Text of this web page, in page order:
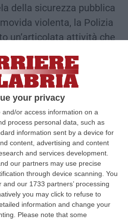
your privacy
and/or access information on a
process personal data, such as
information sent by a device for
content, advertising and content
and services development.
our partners may use precise
through device scanning. You
our 1733 partners’ processing
you may click to refuse to
information and change your
Please note that some
della sicurezza pubblica
violenta, la Polizia
un’articolata attività che
di dieci Avvisi orali
Divieti di Accesso e
gli esercizi pubblici ed
il
I suddetti
riguardato un gruppo di
che, nel tentativo di
ad una festa di
di un locale di
notte dell’Epifania,
i membri dello Staff